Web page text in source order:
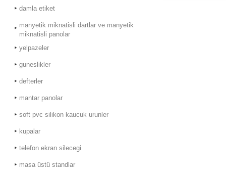
damla etiket
manyetik miknatisli dartlar ve manyetik
miknatisli panolar
yelpazeler
guneslikler
defterler
mantar panolar
soft pvc silikon kaucuk urunler
kupalar
telefon ekran silecegi
masa üstü standlar